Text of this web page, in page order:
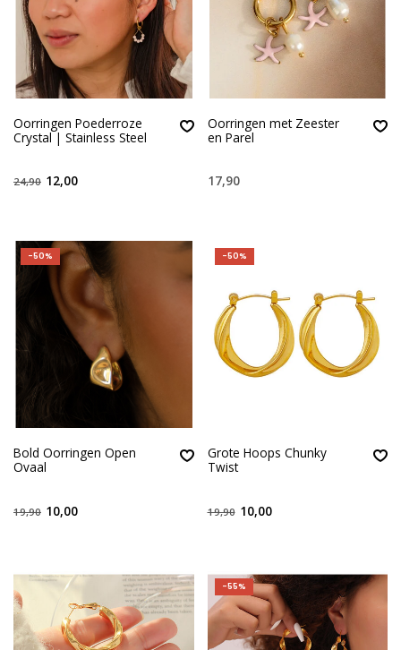
Oorringen Poederroze
Crystal | Stainless Steel
24,90 12,00
Oorringen met Zeester
en Parel
17,90
-50%
Bold Oorringen Open
Ovaal
19,90 10,00
-50%
Grote Hoops Chunky
Twist
19,90 10,00
-55%